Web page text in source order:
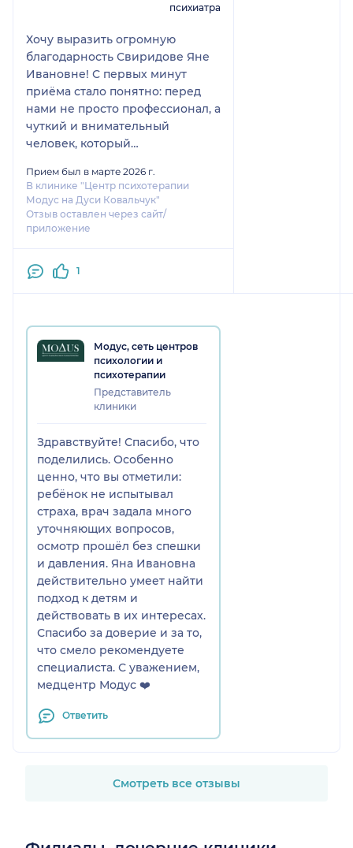
психиатра
Хочу выразить огромную
благодарность Свиридове Яне
Ивановне! С первых минут
приёма стало понятно: перед
нами не просто профессионал, а
чуткий и внимательный
человек, который
свою работу.
Доктор очень внимательно
выслушала и ребёнка, и нас,
уточняющих вопросов, чтобы
лучше понять ситуацию. Осмотр
спешки и давления. Ребёнок не
испытывал страха или
дискомфорта, что для нас было
очень важно.
постоянно развивается, следит
за современными подходами и
всегда действует в интересах
ребёнка.
Смело рекомендуем детского
врача - психиатра Я. И.
Свиридова!
Прием был в марте 2026 г.
В клинике "Центр психотерапии
Модус на Дуси Ковальчук"
Отзыв оставлен через сайт/
приложение
1
Модус, сеть центров
психологии и
психотерапии
Представитель
клиники
Здравствуйте! Спасибо, что
поделились. Особенно
ценно, что вы отметили:
ребёнок не испытывал
страха, врач задала много
уточняющих вопросов,
осмотр прошёл без спешки
и давления. Яна Ивановна
действительно умеет найти
подход к детям и
действовать в их интересах.
Спасибо за доверие и за то,
что смело рекомендуете
специалиста. С уважением,
медцентр Модус ❤️
Ответить
Смотреть все отзывы